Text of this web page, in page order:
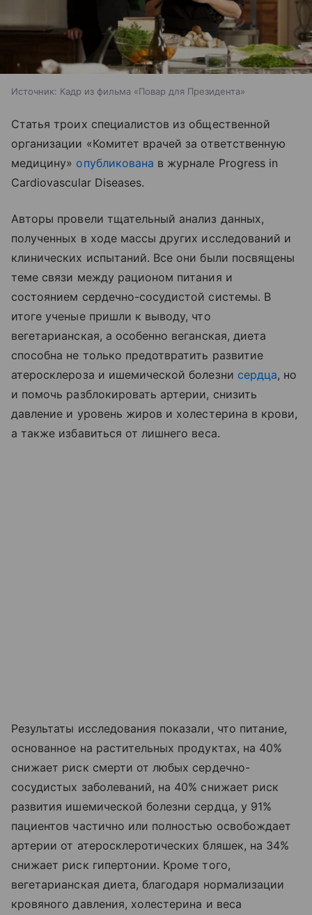
Источник: Кадр из фильма «Повар для Президента»
Статья троих специалистов из общественной
организации «Комитет врачей за ответственную
медицину» опубликована в журнале Progress in
Cardiovascular Diseases.
Авторы провели тщательный анализ данных,
полученных в ходе массы других исследований и
клинических испытаний. Все они были посвящены
теме связи между рационом питания и
состоянием сердечно-сосудистой системы. В
итоге ученые пришли к выводу, что
вегетарианская, а особенно веганская, диета
способна не только предотвратить развитие
атеросклероза и ишемической болезни сердца, но
и помочь разблокировать артерии, снизить
давление и уровень жиров и холестерина в крови,
а также избавиться от лишнего веса.
Результаты исследования показали, что питание,
основанное на растительных продуктах, на 40%
снижает риск смерти от любых сердечно-
сосудистых заболеваний, на 40% снижает риск
развития ишемической болезни сердца, у 91%
пациентов частично или полностью освобождает
артерии от атеросклеротических бляшек, на 34%
снижает риск гипертонии. Кроме того,
вегетарианская диета, благодаря нормализации
кровяного давления, холестерина и веса